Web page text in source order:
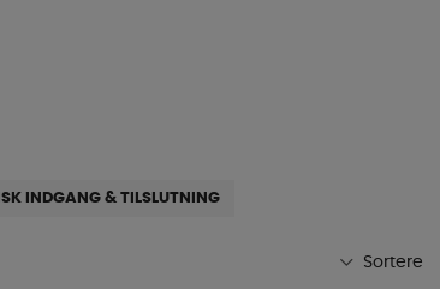
INDGANG & TILSLUTNING
Sortere